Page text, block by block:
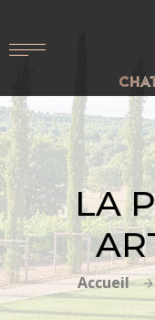
LA
Accueil